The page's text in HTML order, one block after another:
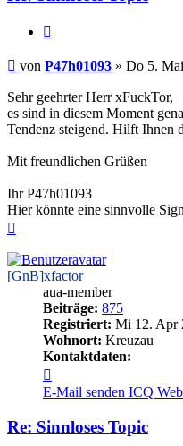
Beitrag
von P47h01093 » Do 5.
Sehr geehrter Herr xFuckTor,
es sind in diesem Moment
Tendenz steigend. Hilft Ihnen
Mit freundlichen Grüßen
Ihr P47h01093
Hier könnte eine sinnvolle
[GnB]xfactor
aua-member
Beiträge: 875
Registriert: Mi 12. Apr
Wohnort: Kreuzau
Kontaktdaten:
von
E-Mail senden ICQ
Re: Sinnloses Topic